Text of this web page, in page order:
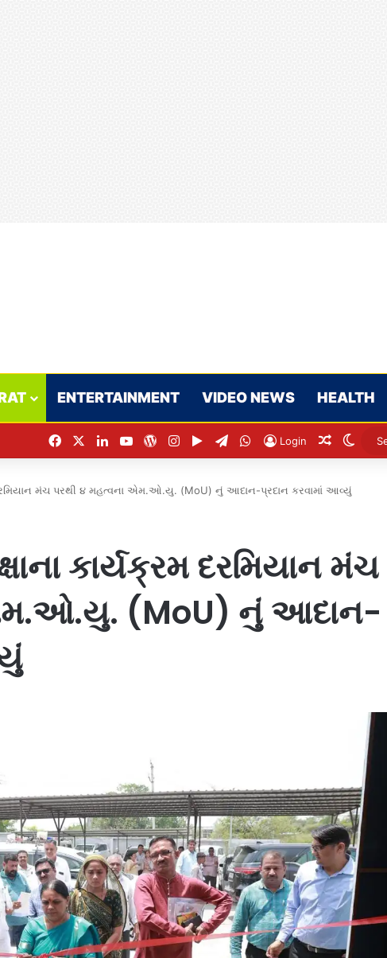
ENTERTAINMENT VIDEO NEWS HEALTH
FacebookLinkedInYouTubeWordPress
Instagram
Google Play
Telegram
WhatsApp
Login Random
દરમિયાન મંચ પરથી ૪ મહત્વના એમ.ઓ.યુ. (MoU) નું આદાન-પ્રદાન કરવામાં આવ્યું
કાર્યક્રમ દરમિયાન મંચ
(MoU) નું આદાન-